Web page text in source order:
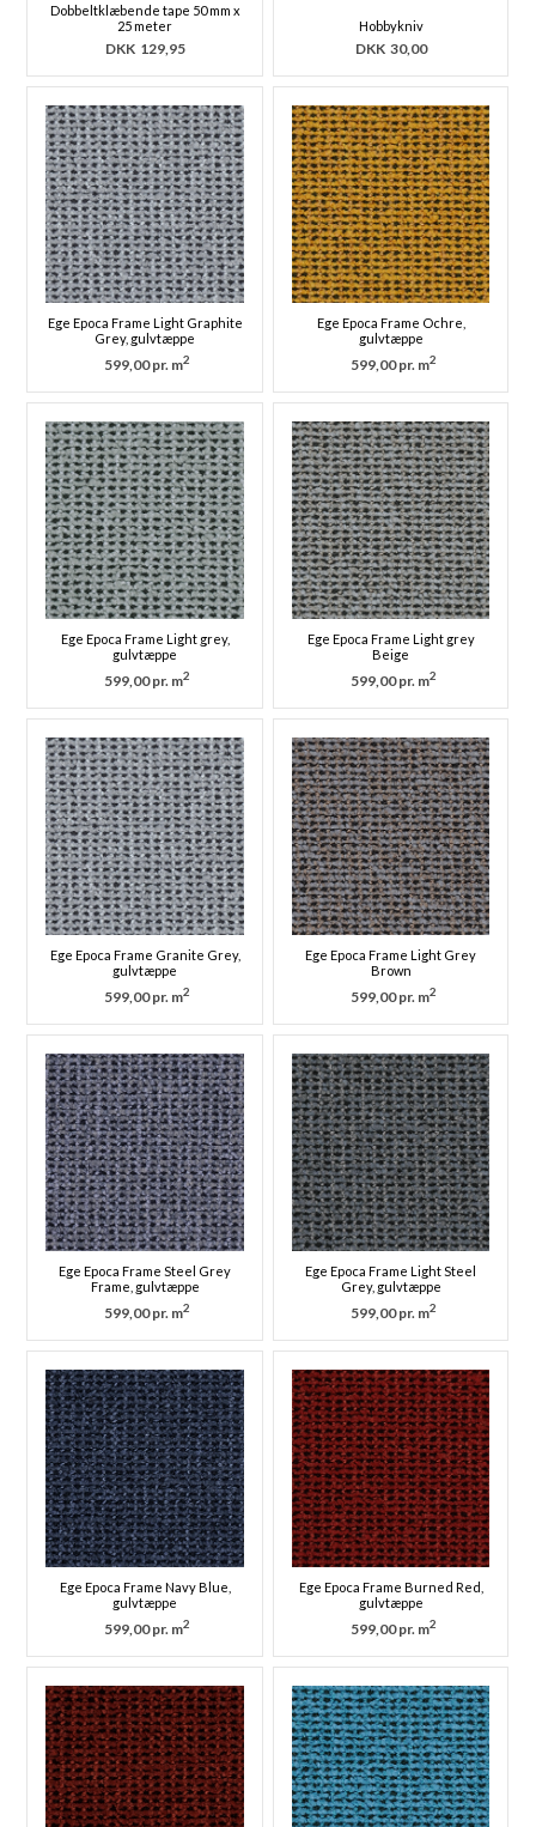
Dobbeltklæbende tape 50 mm x
25 meter
DKK 129,95
Hobbykniv
DKK 30,00
Ege Epoca Frame Light Graphite
Grey, gulvtæppe
599,00 pr. m2
Ege Epoca Frame Ochre,
gulvtæppe
599,00 pr. m2
Ege Epoca Frame Light grey,
gulvtæppe
599,00 pr. m2
Ege Epoca Frame Light grey
Beige
599,00 pr. m2
Ege Epoca Frame Granite Grey,
gulvtæppe
599,00 pr. m2
Ege Epoca Frame Light Grey
Brown
599,00 pr. m2
Ege Epoca Frame Steel Grey
Frame, gulvtæppe
599,00 pr. m2
Ege Epoca Frame Light Steel
Grey, gulvtæppe
599,00 pr. m2
Ege Epoca Frame Navy Blue,
gulvtæppe
599,00 pr. m2
Ege Epoca Frame Burned Red,
gulvtæppe
599,00 pr. m2